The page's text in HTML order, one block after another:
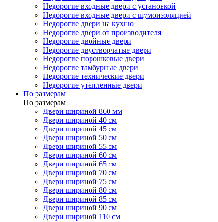
Недорогие входные двери с установкой
Недорогие входные двери с шумоизоляцией
Недорогие двери на кухню
Недорогие двери от производителя
Недорогие двойные двери
Недорогие двустворчатые двери
Недорогие порошковые двери
Недорогие тамбурные двери
Недорогие технические двери
Недорогие утепленные двери
По размерам
По размерам
Двери шириной 860 мм
Двери шириной 40 см
Двери шириной 45 см
Двери шириной 50 см
Двери шириной 55 см
Двери шириной 60 см
Двери шириной 65 см
Двери шириной 70 см
Двери шириной 75 см
Двери шириной 80 см
Двери шириной 85 см
Двери шириной 90 см
Двери шириной 110 см